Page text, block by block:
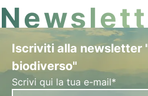
Iscriviti alla newsletter
biodiverso"
Scrivi qui la tua e-mail*